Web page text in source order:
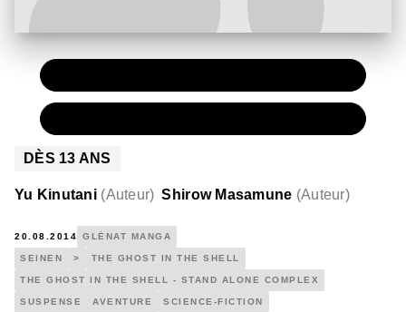
DÈS 13 ANS
Yu Kinutani (Auteur) Shirow Masamune (Auteur)
20.08.2014 GLÉNAT MANGA
SEINEN > THE GHOST IN THE SHELL
THE GHOST IN THE SHELL - STAND ALONE COMPLEX
SUSPENSE AVENTURE SCIENCE-FICTION